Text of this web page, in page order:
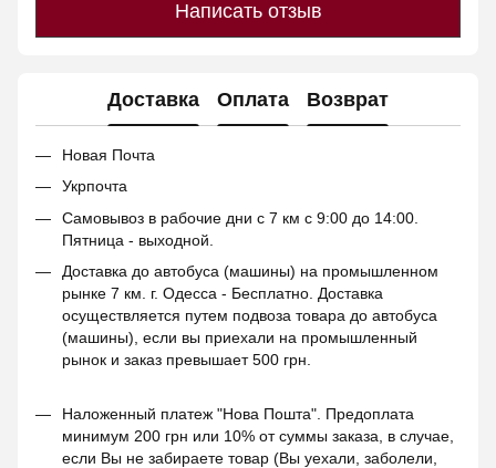
Написать отзыв
Доставка Оплата Возврат
Новая Почта
Укрпочта
Самовывоз в рабочие дни с 7 км с 9:00 до 14:00.
Пятница - выходной.
Доставка до автобуса (машины) на промышленном
рынке 7 км. г. Одесса - Бесплатно. Доставка
осуществляется путем подвоза товара до автобуса
(машины), если вы приехали на промышленный
рынок и заказ превышает 500 грн.
Наложенный платеж "Нова Пошта". Предоплата
минимум 200 грн или 10% от суммы заказа, в случае,
если Вы не забираете товар (Вы уехали, заболели,